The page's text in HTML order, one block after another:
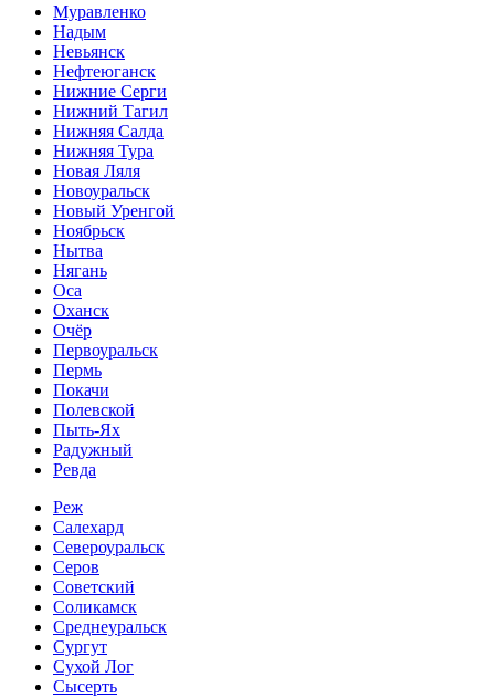
Муравленко
Надым
Невьянск
Нефтеюганск
Нижние Серги
Нижний Тагил
Нижняя Салда
Нижняя Тура
Новая Ляля
Новоуральск
Новый Уренгой
Ноябрьск
Нытва
Нягань
Оса
Оханск
Очёр
Первоуральск
Пермь
Покачи
Полевской
Пыть-Ях
Радужный
Ревда
Реж
Салехард
Североуральск
Серов
Советский
Соликамск
Среднеуральск
Сургут
Сухой Лог
Сысерть